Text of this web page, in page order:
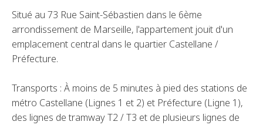
Situé au 73 Rue Saint-Sébastien dans le 6ème
arrondissement de Marseille, l'appartement jouit d'un
emplacement central dans le quartier Castellane /
Préfecture.
Transports : À moins de 5 minutes à pied des stations de
métro Castellane (Lignes 1 et 2) et Préfecture (Ligne 1),
des lignes de tramway T2 / T3 et de plusieurs lignes de